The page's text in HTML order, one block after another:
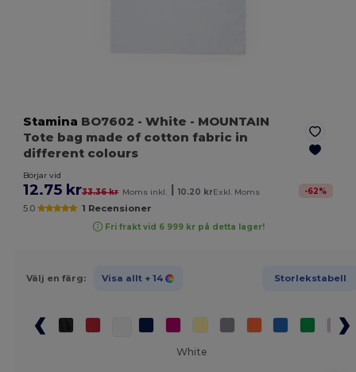
Stamina BO7602 - White - MOUNTAIN
Tote bag made of cotton fabric in
different colours
Börjar vid
12.75 kr33.36 kr Moms inkl. 10.20 krExkl. Moms -62%
5.0 1 Recensioner
Fri frakt vid 6 999 kr på detta lager!
Välj en färg: Visa allt + 14 Storlekstabell
White